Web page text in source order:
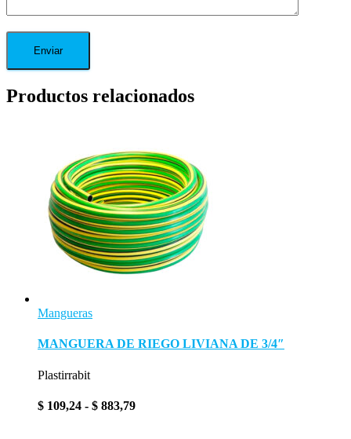
Productos relacionados
Mangueras
MANGUERA DE RIEGO LIVIANA DE 3/4″
Plastirrabit
$ 109,24 - $ 883,79Rango